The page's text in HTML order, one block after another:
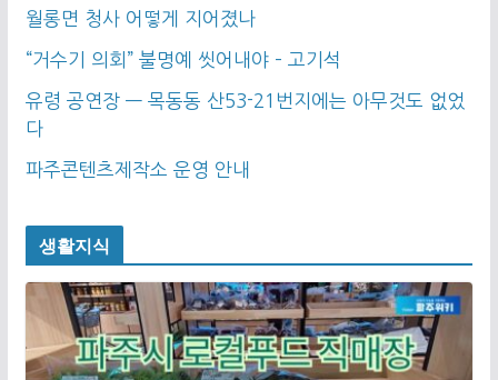
월롱면 청사 어떻게 지어졌나
“거수기 의회” 불명예 씻어내야 – 고기석
유령 공연장 — 목동동 산53-21번지에는 아무것도 없었
다
파주콘텐츠제작소 운영 안내
생활지식